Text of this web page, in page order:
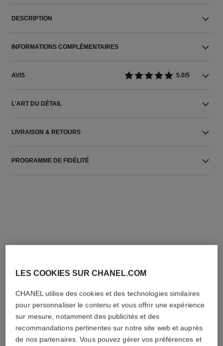
DESCRIPTION
INFORMATIONS COMPLÉMENTAIRES
AVIS 5.0/5
L'ART DU DÉTAIL
LIVRAISON & RETOURS
PROGRAMME DE FIDÉLITÉ
LES COOKIES SUR CHANEL.COM
CHANEL utilise des cookies et des technologies similaires
pour personnaliser le contenu et vous offrir une expérience
sur mesure, notamment des publicités et des
recommandations pertinentes sur notre site web et auprès
de nos partenaires. Vous pouvez gérer vos préférences et